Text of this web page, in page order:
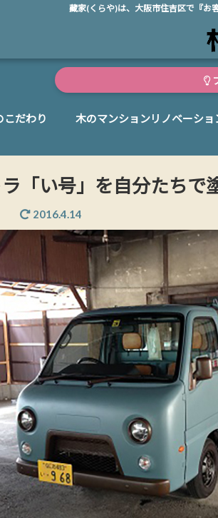
藏家(くらや)は、大阪市住吉区で『お
こだわり 木のマンションリノベーショ
「い号」を自分たちで
2016.4.14